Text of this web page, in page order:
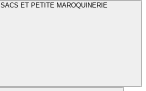
SACS ET PETITE MAROQUINERIE